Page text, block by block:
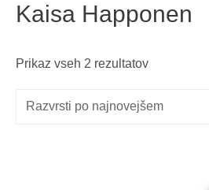
Kaisa Happonen
Prikaz vseh 2 rezultatovRazvrščeno
datumu